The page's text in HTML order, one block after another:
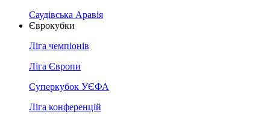
Саудівська Аравія
Єврокубки
Ліга чемпіонів
Ліга Європи
Суперкубок УЄФА
Ліга конференцій